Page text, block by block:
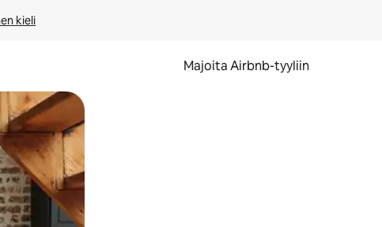
kieli
Majoita Airbnb-tyyliin